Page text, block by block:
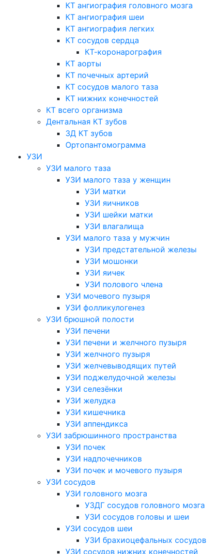
КТ ангиография головного мозга
КТ ангиография шеи
КТ ангиография легких
КТ сосудов сердца
КТ-коронарография
КТ аорты
КТ почечных артерий
КТ сосудов малого таза
КТ нижних конечностей
КТ всего организма
Дентальная КТ зубов
3Д КТ зубов
Ортопантомограмма
УЗИ
УЗИ малого таза
УЗИ малого таза у женщин
УЗИ матки
УЗИ яичников
УЗИ шейки матки
УЗИ влагалища
УЗИ малого таза у мужчин
УЗИ предстательной железы
УЗИ мошонки
УЗИ яичек
УЗИ полового члена
УЗИ мочевого пузыря
УЗИ фолликулогенез
УЗИ брюшной полости
УЗИ печени
УЗИ печени и желчного пузыря
УЗИ желчного пузыря
УЗИ желчевыводящих путей
УЗИ поджелудочной железы
УЗИ селезёнки
УЗИ желудка
УЗИ кишечника
УЗИ аппендикса
УЗИ забрюшинного пространства
УЗИ почек
УЗИ надпочечников
УЗИ почек и мочевого пузыря
УЗИ сосудов
УЗИ головного мозга
УЗДГ сосудов головного мозга
УЗИ сосудов головы и шеи
УЗИ сосудов шеи
УЗИ брахиоцефальных сосудов
УЗИ сосудов нижних конечностей